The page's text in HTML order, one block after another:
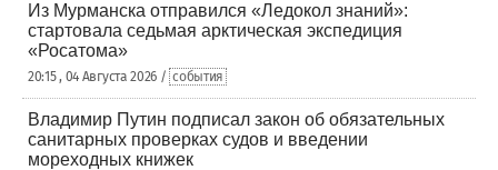
Из Мурманска отправился «Ледокол знаний»:
стартовала седьмая арктическая экспедиция
«Росатома»
20:15 , 04 Августа 2026 / события
Владимир Путин подписал закон об обязательных
санитарных проверках судов и введении
мореходных книжек